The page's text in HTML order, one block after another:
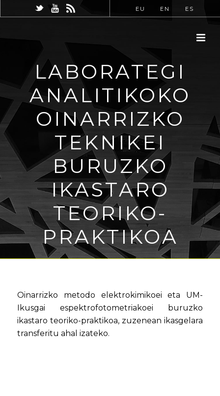
EU EN ES
LABORATEGI
ANALITIKOKO
OINARRIZKO
TEKNIKEI
BURUZKO
IKASTARO
TEORIKO-
PRAKTIKOA
Oinarrizko metodo elektrokimikoei eta UM-
Ikusgai espektrofotometriakoei buruzko
ikastaro teoriko-praktikoa, zuzenean ikasgelara
transferitu ahal izateko.